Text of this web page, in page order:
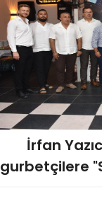
İrfan
gurbetçilere